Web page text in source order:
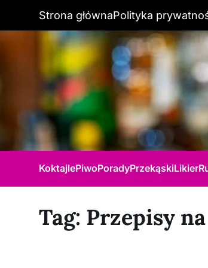
Strona głównaPolityka
KoktajlePiwoPoradyPrzekąskiLikier
Tag: Przepisy